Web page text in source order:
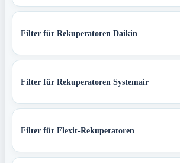
Filter für Rekuperatoren Daikin
Filter für Rekuperatoren Systemair
Filter für Flexit-Rekuperatoren